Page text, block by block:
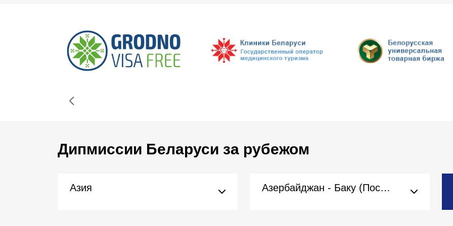
Дипмиссии Беларуси за рубежом
Азия Азербайджан - Баку (Посольство)